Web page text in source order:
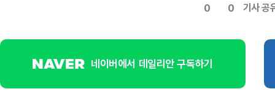
0 0 기사 공
네이버에서 데일리안 구독하기